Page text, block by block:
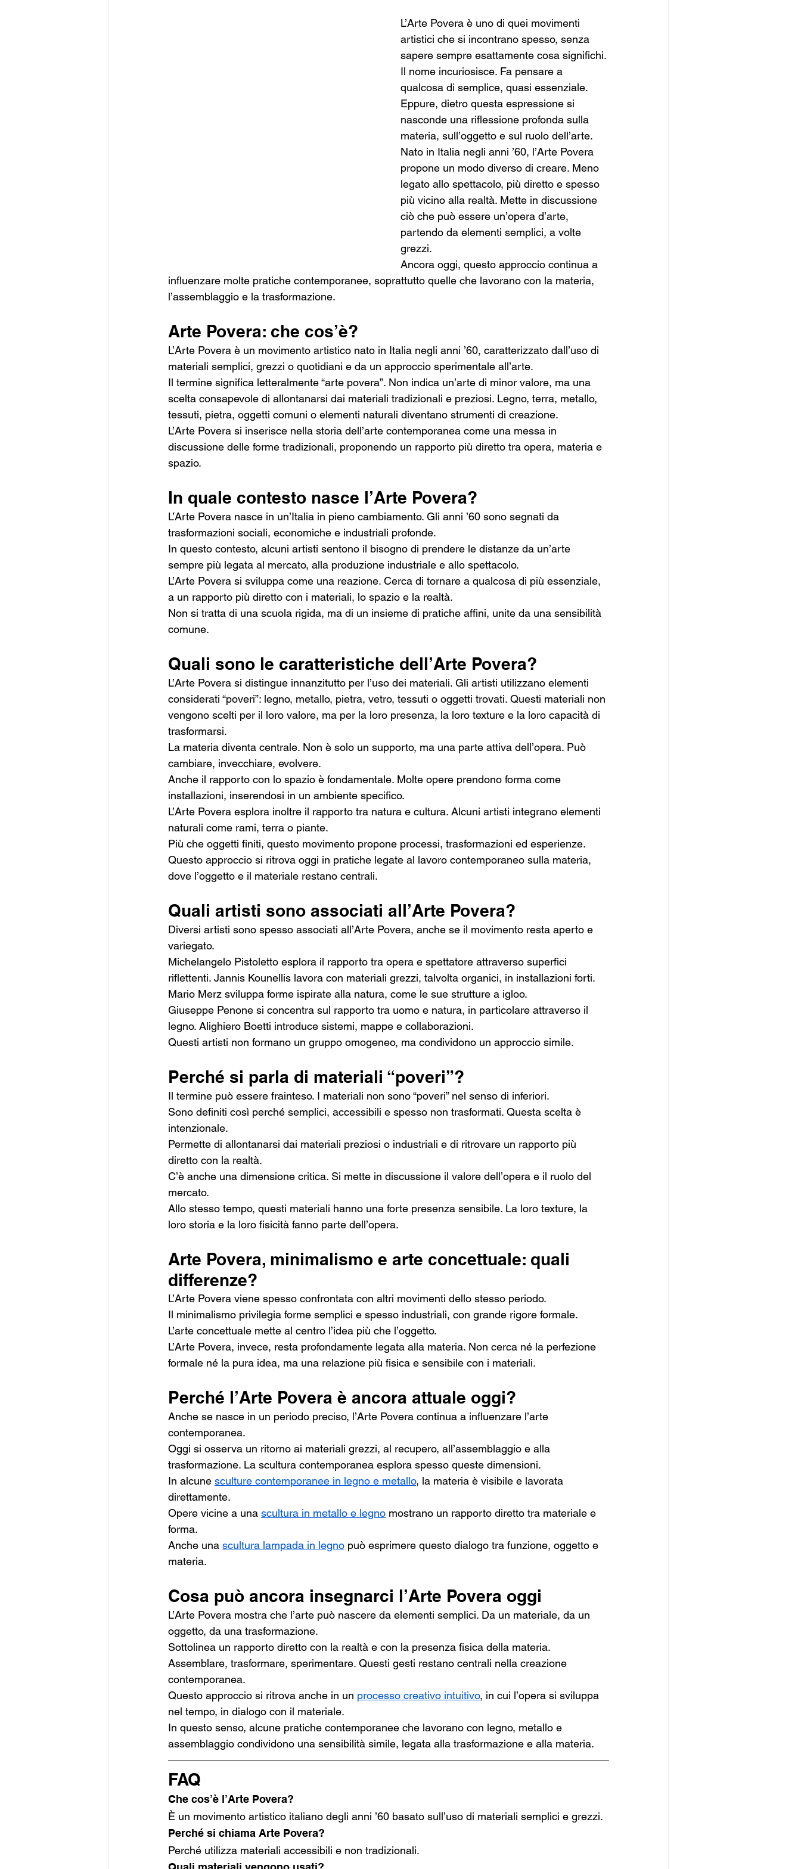
L’Arte Povera è uno di quei movimenti
artistici che si incontrano spesso, senza
sapere sempre esattamente cosa significhi.
Il nome incuriosisce. Fa pensare a
qualcosa di semplice, quasi essenziale.
Eppure, dietro questa espressione si
nasconde una riflessione profonda sulla
materia, sull’oggetto e sul ruolo dell’arte.
Nato in Italia negli anni ’60, l’Arte Povera
propone un modo diverso di creare. Meno
legato allo spettacolo, più diretto e spesso
più vicino alla realtà. Mette in discussione
ciò che può essere un’opera d’arte,
partendo da elementi semplici, a volte
grezzi.
Ancora oggi, questo approccio continua a
influenzare molte pratiche contemporanee, soprattutto quelle che lavorano con la materia,
l’assemblaggio e la trasformazione.
Arte Povera: che cos’è?
L’Arte Povera è un movimento artistico nato in Italia negli anni ’60, caratterizzato dall’uso di
materiali semplici, grezzi o quotidiani e da un approccio sperimentale all’arte.
Il termine significa letteralmente “arte povera”. Non indica un’arte di minor valore, ma una
scelta consapevole di allontanarsi dai materiali tradizionali e preziosi. Legno, terra, metallo,
tessuti, pietra, oggetti comuni o elementi naturali diventano strumenti di creazione.
L’Arte Povera si inserisce nella storia dell’arte contemporanea come una messa in
discussione delle forme tradizionali, proponendo un rapporto più diretto tra opera, materia e
spazio.
In quale contesto nasce l’Arte Povera?
L’Arte Povera nasce in un’Italia in pieno cambiamento. Gli anni ’60 sono segnati da
trasformazioni sociali, economiche e industriali profonde.
In questo contesto, alcuni artisti sentono il bisogno di prendere le distanze da un’arte
sempre più legata al mercato, alla produzione industriale e allo spettacolo.
L’Arte Povera si sviluppa come una reazione. Cerca di tornare a qualcosa di più essenziale,
a un rapporto più diretto con i materiali, lo spazio e la realtà.
Non si tratta di una scuola rigida, ma di un insieme di pratiche affini, unite da una sensibilità
comune.
Quali sono le caratteristiche dell’Arte Povera?
L’Arte Povera si distingue innanzitutto per l’uso dei materiali. Gli artisti utilizzano elementi
considerati “poveri”: legno, metallo, pietra, vetro, tessuti o oggetti trovati. Questi materiali non
vengono scelti per il loro valore, ma per la loro presenza, la loro texture e la loro capacità di
trasformarsi.
La materia diventa centrale. Non è solo un supporto, ma una parte attiva dell’opera. Può
cambiare, invecchiare, evolvere.
Anche il rapporto con lo spazio è fondamentale. Molte opere prendono forma come
installazioni, inserendosi in un ambiente specifico.
L’Arte Povera esplora inoltre il rapporto tra natura e cultura. Alcuni artisti integrano elementi
naturali come rami, terra o piante.
Più che oggetti finiti, questo movimento propone processi, trasformazioni ed esperienze.
Questo approccio si ritrova oggi in pratiche legate al lavoro contemporaneo sulla materia,
dove l’oggetto e il materiale restano centrali.
Quali artisti sono associati all’Arte Povera?
Diversi artisti sono spesso associati all’Arte Povera, anche se il movimento resta aperto e
variegato.
Michelangelo Pistoletto esplora il rapporto tra opera e spettatore attraverso superfici
riflettenti. Jannis Kounellis lavora con materiali grezzi, talvolta organici, in installazioni forti.
Mario Merz sviluppa forme ispirate alla natura, come le sue strutture a igloo.
Giuseppe Penone si concentra sul rapporto tra uomo e natura, in particolare attraverso il
legno. Alighiero Boetti introduce sistemi, mappe e collaborazioni.
Questi artisti non formano un gruppo omogeneo, ma condividono un approccio simile.
Perché si parla di materiali “poveri”?
Il termine può essere frainteso. I materiali non sono “poveri” nel senso di inferiori.
Sono definiti così perché semplici, accessibili e spesso non trasformati. Questa scelta è
intenzionale.
Permette di allontanarsi dai materiali preziosi o industriali e di ritrovare un rapporto più
diretto con la realtà.
C’è anche una dimensione critica. Si mette in discussione il valore dell’opera e il ruolo del
mercato.
Allo stesso tempo, questi materiali hanno una forte presenza sensibile. La loro texture, la
loro storia e la loro fisicità fanno parte dell’opera.
Arte Povera, minimalismo e arte concettuale: quali
differenze?
L’Arte Povera viene spesso confrontata con altri movimenti dello stesso periodo.
Il minimalismo privilegia forme semplici e spesso industriali, con grande rigore formale.
L’arte concettuale mette al centro l’idea più che l’oggetto.
L’Arte Povera, invece, resta profondamente legata alla materia. Non cerca né la perfezione
formale né la pura idea, ma una relazione più fisica e sensibile con i materiali.
Perché l’Arte Povera è ancora attuale oggi?
Anche se nasce in un periodo preciso, l’Arte Povera continua a influenzare l’arte
contemporanea.
Oggi si osserva un ritorno ai materiali grezzi, al recupero, all’assemblaggio e alla
trasformazione. La scultura contemporanea esplora spesso queste dimensioni.
In alcune sculture contemporanee in legno e metallo, la materia è visibile e lavorata
direttamente.
Opere vicine a una scultura in metallo e legno mostrano un rapporto diretto tra materiale e
forma.
Anche una scultura lampada in legno può esprimere questo dialogo tra funzione, oggetto e
materia.
Cosa può ancora insegnarci l’Arte Povera oggi
L’Arte Povera mostra che l’arte può nascere da elementi semplici. Da un materiale, da un
oggetto, da una trasformazione.
Sottolinea un rapporto diretto con la realtà e con la presenza fisica della materia.
Assemblare, trasformare, sperimentare. Questi gesti restano centrali nella creazione
contemporanea.
Questo approccio si ritrova anche in un processo creativo intuitivo, in cui l’opera si sviluppa
nel tempo, in dialogo con il materiale.
In questo senso, alcune pratiche contemporanee che lavorano con legno, metallo e
assemblaggio condividono una sensibilità simile, legata alla trasformazione e alla materia.
FAQ
Che cos’è l’Arte Povera?
È un movimento artistico italiano degli anni ’60 basato sull’uso di materiali semplici e grezzi.
Perché si chiama Arte Povera?
Perché utilizza materiali accessibili e non tradizionali.